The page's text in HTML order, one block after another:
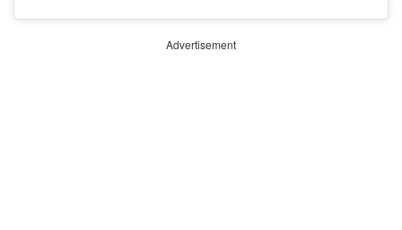
Advertisement